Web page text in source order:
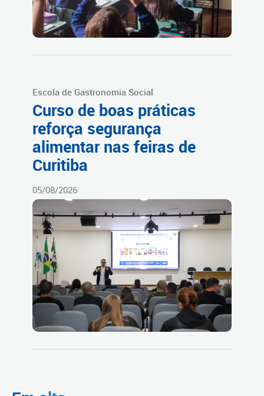
Escola de Gastronomia Social
Curso de boas práticas
reforça segurança
alimentar nas feiras de
Curitiba
05/08/2026